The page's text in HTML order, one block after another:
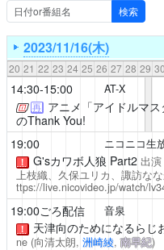
2023/11/16(木)
20 21 22 23 24 25 26 27 28 29 30
14:30-15:00 AT-X
再 アニメ「アイドルマス
のThank You!
19:00
ニコニコ生
！ G'sカワボ人狼 Part2 出演
上枝織、久保ユリカ、諏訪なな
ttps://live.nicovideo.jp/watch/
19:00ごろ配信 音泉
！ 天津向のためになるらじ
ne (向清太朗, 洲崎綾,南早紀)